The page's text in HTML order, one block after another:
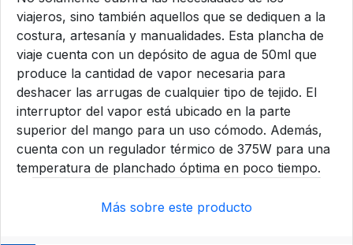
viajeros, sino también aquellos que se dediquen a la
costura, artesanía y manualidades. Esta plancha de
viaje cuenta con un depósito de agua de 50ml que
produce la cantidad de vapor necesaria para
deshacer las arrugas de cualquier tipo de tejido. El
interruptor del vapor está ubicado en la parte
superior del mango para un uso cómodo. Además,
cuenta con un regulador térmico de 375W para una
temperatura de planchado óptima en poco tiempo.
Más sobre este producto